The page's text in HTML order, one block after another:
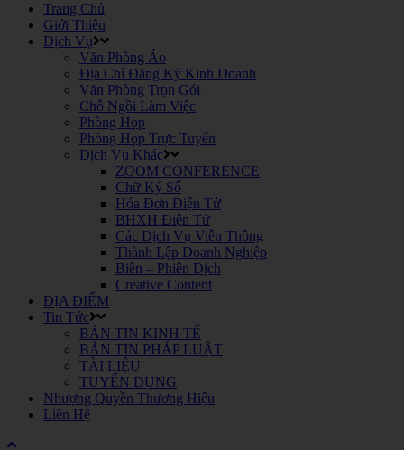
Trang Chủ
Giới Thiệu
Dịch Vụ
Văn Phòng Ảo
Địa Chỉ Đăng Ký Kinh Doanh
Văn Phòng Trọn Gói
Chỗ Ngồi Làm Việc
Phòng Họp
Phòng Họp Trực Tuyến
Dịch Vụ Khác
ZOOM CONFERENCE
Chữ Ký Số
Hóa Đơn Điện Tử
BHXH Điện Tử
Các Dịch Vụ Viễn Thông
Thành Lập Doanh Nghiệp
Biên – Phiên Dịch
Creative Content
ĐỊA ĐIỂM
Tin Tức
BẢN TIN KINH TẾ
BẢN TIN PHÁP LUẬT
TÀI LIỆU
TUYỂN DỤNG
Nhượng Quyền Thương Hiệu
Liên Hệ